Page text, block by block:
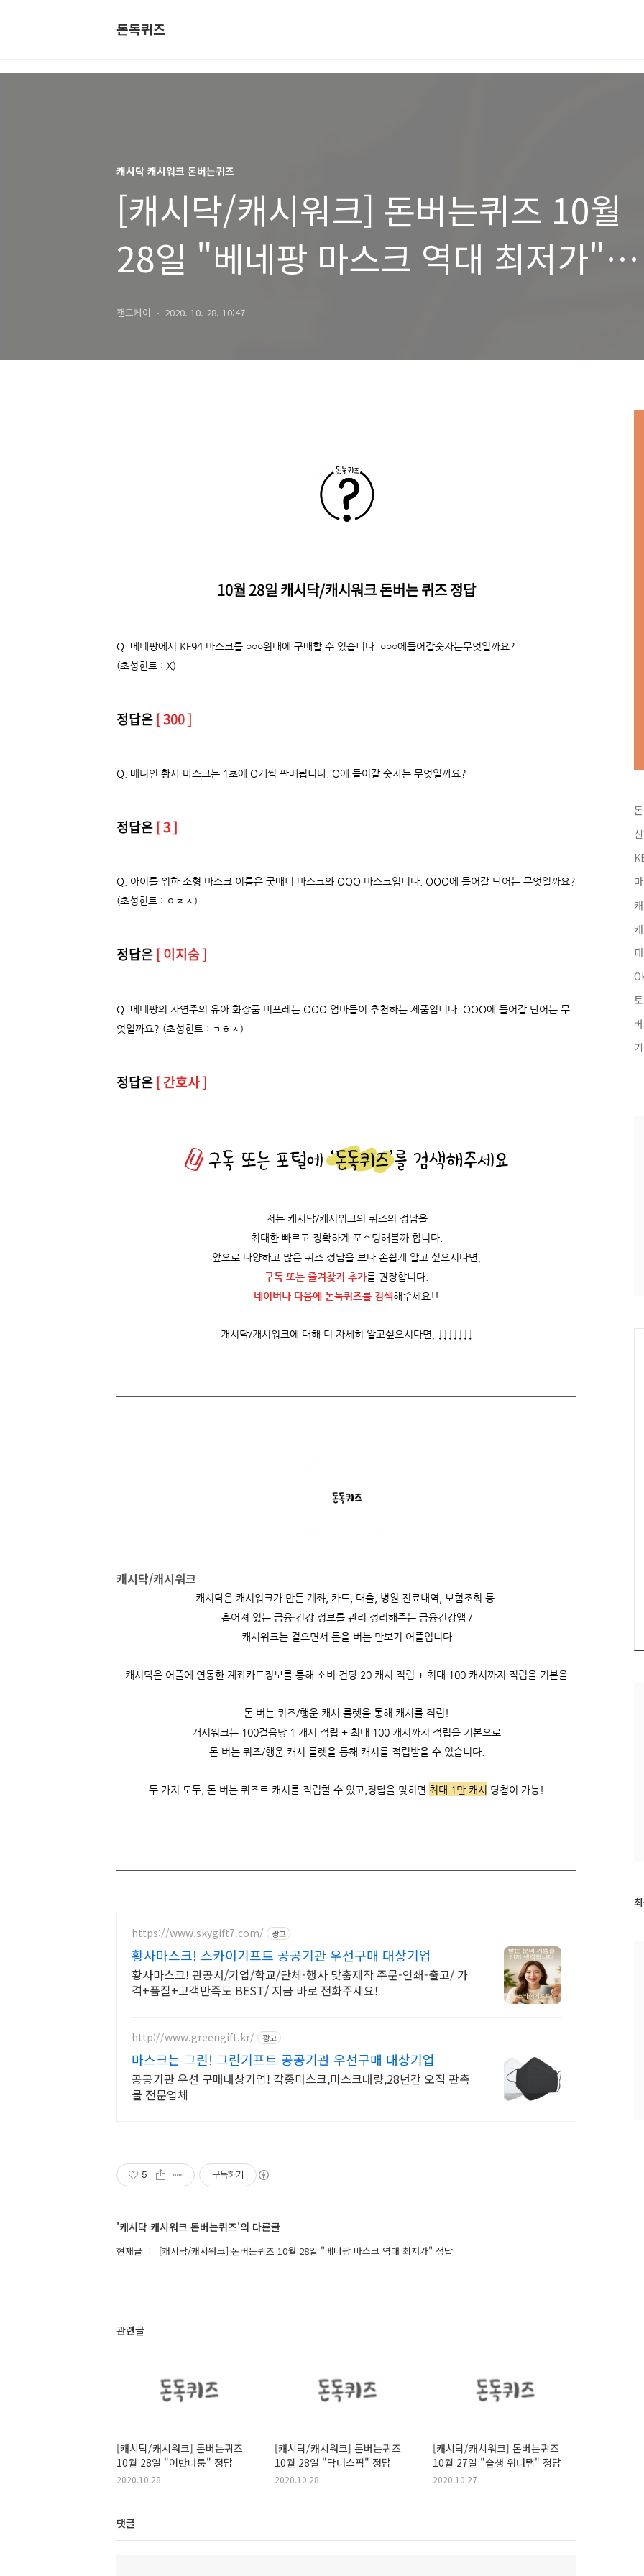
돈독퀴즈
캐시닥 캐시워크 돈버는퀴즈
[캐시닥/캐시워크] 돈버는퀴즈 10월
28일 "베네팡 마스크 역대 최저가"
정답
잰드케이 2020. 10. 28. 10:47
10월 28일 캐시닥/캐시워크 돈버는 퀴즈 정답
Q. 베네팡에서 KF94 마스크를 ○○○원대에 구매할 수 있습니다. ○○○에들어갈숫자는무엇일까요?
(초성힌트 : X)
정답은 [ 300 ]
Q. 메디인 황사 마스크는 1초에 O개씩 판매됩니다. O에 들어갈 숫자는 무엇일까요?
정답은 [ 3 ]
Q. 아이를 위한 소형 마스크 이름은 굿매너 마스크와 OOO 마스크입니다. OOO에 들어갈 단어는 무엇일까요?
(초성힌트 : ㅇㅈㅅ)
정답은 [ 이지숨 ]
Q. 베네팡의 자연주의 유아 화장품 비포레는 OOO 엄마들이 추천하는 제품입니다. OOO에 들어갈 단어는 무
엇일까요? (초성힌트 : ㄱㅎㅅ)
정답은 [ 간호사 ]
저는 캐시닥/캐시위크의 퀴즈의 정답을
최대한 빠르고 정확하게 포스팅해볼까 합니다.
앞으로 다양하고 많은 퀴즈 정답을 보다 손쉽게 알고 싶으시다면,
구독 또는 즐겨찾기 추가를 권장합니다.
네이버나 다음에 돈독퀴즈를 검색해주세요!!
캐시닥/캐시워크에 대해 더 자세히 알고싶으시다면, ↓↓↓↓↓↓↓
캐시닥/캐시워크
캐시닥은 캐시워크가 만든 계좌, 카드, 대출, 병원 진료내역, 보험조회 등
흩어져 있는 금융·건강 정보를 관리 정리해주는 금융건강앱 /
캐시워크는 걸으면서 돈을 버는 만보기 어플입니다
캐시닥은 어플에 연동한 계좌카드정보를 통해 소비 건당 20 캐시 적립 + 최대 100 캐시까지 적립을 기본을
돈 버는 퀴즈/행운 캐시 룰렛을 통해 캐시를 적립!
캐시워크는 100걸음당 1 캐시 적립 + 최대 100 캐시까지 적립을 기본으로
돈 버는 퀴즈/행운 캐시 룰렛을 통해 캐시를 적립받을 수 있습니다.
두 가지 모두, 돈 버는 퀴즈로 캐시를 적립할 수 있고, 정답을 맞히면 최대 1만 캐시 당첨이 가능!
https://www.skygift7.com/ 광고
황사마스크! 스카이기프트 공공기관 우선구매 대상기업
황사마스크! 관공서/기업/학교/단체-행사 맞춤제작 주문-인쇄-출고/ 가
격+품질+고객만족도 BEST/ 지금 바로 전화주세요!
http://www.greengift.kr/ 광고
마스크는 그린! 그린기프트 공공기관 우선구매 대상기업
공공기관 우선 구매대상기업! 각종마스크,마스크대량,28년간 오직 판촉
물 전문업체
5 구독하기
'캐시닥 캐시워크 돈버는퀴즈'의 다른글
현재글 [캐시닥/캐시워크] 돈버는퀴즈 10월 28일 "베네팡 마스크 역대 최저가" 정답
관련글
[캐시닥/캐시워크] 돈버는퀴즈
10월 28일 "어반더룸" 정답
2020.10.28
[캐시닥/캐시워크] 돈버는퀴즈
10월 28일 "닥터스픽" 정답
2020.10.28
[캐시닥/캐시워크] 돈버는퀴즈
10월 27일 "슬생 워터탭" 정답
2020.10.27
댓글
최